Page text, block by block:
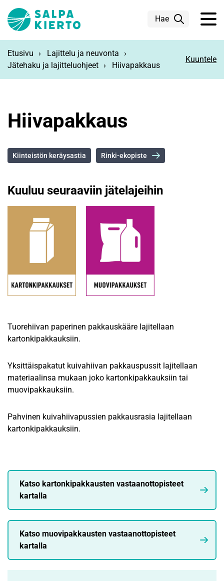
Hae
Etusivu
Lajittelu ja neuvonta
Jätehaku ja lajitteluohjeet
Hiivapakkaus
Kuuntele
Hiivapakkaus
Kiinteistön keräysastia Rinki-ekopiste
Kuuluu seuraaviin jätelajeihin
Tuorehiivan paperinen pakkauskääre lajitellaan
kartonkipakkauksiin.
Yksittäispakatut kuivahiivan pakkauspussit lajitellaan
materiaalinsa mukaan joko kartonkipakkauksiin tai
muovipakkauksiin.
Pahvinen kuivahiivapussien pakkausrasia lajitellaan
kartonkipakkauksiin.
Katso kartonkipakkausten vastaanottopisteet
kartalla
Katso muovipakkausten vastaanottopisteet
kartalla